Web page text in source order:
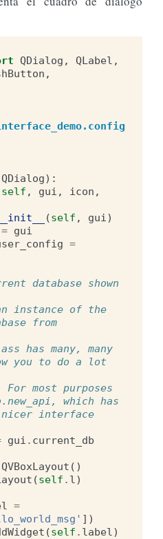
QDialog , QLabel ,
,
QDialog):
self , gui , icon ,
__init__ (self , gui )
= gui
=
database shown
instance of the
from
has many, many
you to do a lot
most purposes
which has
nicer interface
gui . current_db
QVBoxLayout ()
(self . l )
=
])
(self . label )